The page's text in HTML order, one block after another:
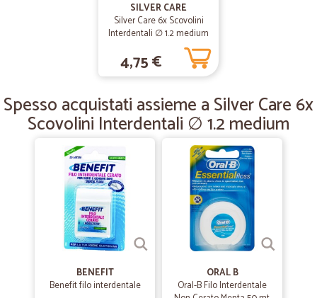
Ottimo servizio puntuale nella…
Ottimo servizio puntuale nella spedizione.
—Colin giuseppe H.
Buon assortimento
Buon assortimento . qualcosa è più costoso rispetto al supermercato.
—Roberto C.
Consegna e prodotti come me li…
Consegna e prodotti come me li aspettavo, servizio ottimo :)
—Federica D.
Quando si trovano rarità a basso prezzo.
SILVER CARE
Silver Care 6x Scovolini
Interdentali ∅ 1.2 medium
4,75 €
Spesso acquistati assieme a Silver Care 6x
Scovolini Interdentali ∅ 1.2 medium
BENEFIT
Benefit filo interdentale
ORAL B
Oral-B Filo Interdentale